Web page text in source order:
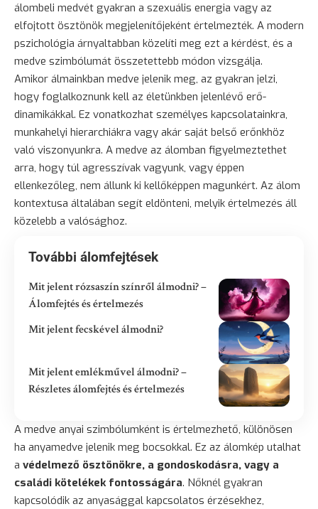
álombeli medvét gyakran a szexuális energia vagy az
elfojtott ösztönök megjelenítőjeként értelmezték. A modern
pszichológia árnyaltabban közelíti meg ezt a kérdést, és a
medve szimbólumát összetettebb módon vizsgálja.
Amikor álmainkban medve jelenik meg, az gyakran jelzi,
hogy foglalkoznunk kell az életünkben jelenlévő erő-
dinamikákkal. Ez vonatkozhat személyes kapcsolatainkra,
munkahelyi hierarchiákra vagy akár saját belső erőnkhöz
való viszonyunkra. A medve az álomban figyelmeztethet
arra, hogy túl agresszívak vagyunk, vagy éppen
ellenkezőleg, nem állunk ki kellőképpen magunkért. Az álom
kontextusa általában segít eldönteni, melyik értelmezés áll
közelebb a valósághoz.
További álomfejtések
Mit jelent rózsaszín színről álmodni? –
Álomfejtés és értelmezés
Mit jelent fecskével álmodni?
Mit jelent emlékművel álmodni? –
Részletes álomfejtés és értelmezés
A medve anyai szimbólumként is értelmezhető, különösen
ha anyamedve jelenik meg bocsokkal. Ez az álomkép utalhat
a védelmező ösztönökre, a gondoskodásra, vagy a
családi kötelékek fontosságára. Nőknél gyakran
kapcsolódik az anyasággal kapcsolatos érzésekhez,